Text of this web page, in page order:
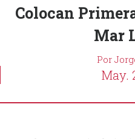
Colocan
Mar
Por
May.